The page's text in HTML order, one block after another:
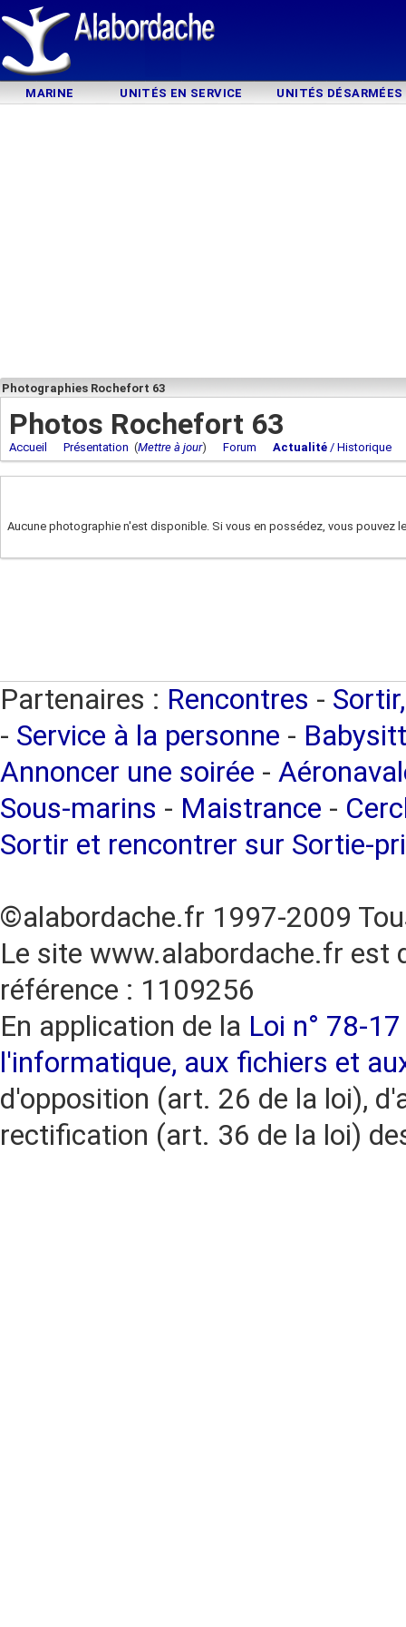
MARINE UNITÉS EN SERVICE UNITÉS DÉSARMÉES
Photographies Rochefort 63
Photos Rochefort 63
Accueil Présentation (Mettre à jour) Forum Actualité / Historique
Aucune photographie n'est disponible. Si vous en possédez, vous pouvez
Partenaires : Rencontres -
- Service à la personne -
Annoncer une soirée -
Sous-marins - Maistrance -
Sortir et rencontrer sur Sortie-
©alabordache.fr 1997-2009
Le site www.alabordache.fr est
référence : 1109256
En application de la Loi n° 78-
l'informatique, aux fichiers et
d'opposition (art. 26 de la loi),
rectification (art. 36 de la loi)